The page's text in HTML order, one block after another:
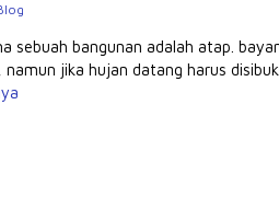
sebuah bangunan adalah atap.
jika hujan datang harus